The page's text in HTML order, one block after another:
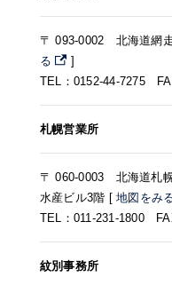
〒 093-0002 北海道網
る
]
TEL：0152-44-7275
札幌営業所
〒 060-0003 北海道札
水産ビル3階 [地図をみ
TEL：011-231-1800
紋別事務所